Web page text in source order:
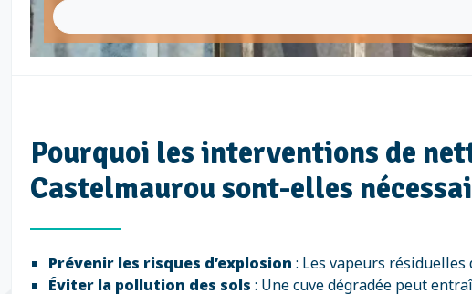
Pourquoi les interventions de
Castelmaurou sont-elles
Prévenir les risques d’explosion : Les vapeurs résiduelles
Éviter la pollution des sols : Une cuve dégradée peut